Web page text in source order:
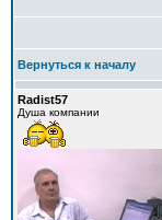
Вернуться к началу
Radist57
Душа компании